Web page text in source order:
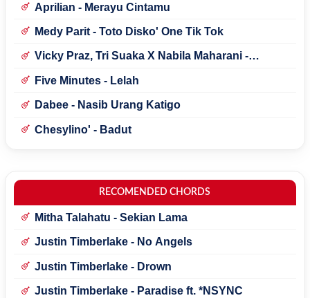
Aprilian - Merayu Cintamu
Medy Parit - Toto Disko' One Tik Tok
Vicky Praz, Tri Suaka X Nabila Maharani -
Five Minutes - Lelah
Dabee - Nasib Urang Katigo
Chesylino' - Badut
RECOMENDED CHORDS
Mitha Talahatu - Sekian Lama
Justin Timberlake - No Angels
Justin Timberlake - Drown
Justin Timberlake - Paradise ft. *NSYNC